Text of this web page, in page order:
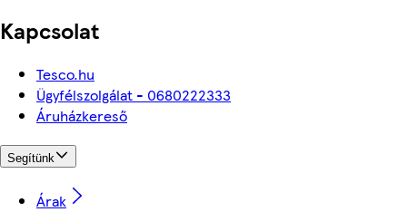
Kapcsolat
Tesco.hu
Ügyfélszolgálat - 0680222333
Áruházkereső
Segítünk
Árak